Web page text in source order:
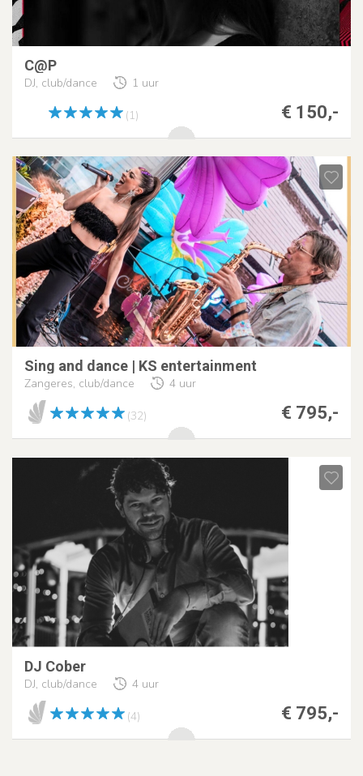
C@P
DJ, club/dance 1 uur
€ 150,-
(1)
Sing and dance | KS entertainment
Zangeres, club/dance 4 uur
€ 795,-
(32)
DJ Cober
DJ, club/dance 4 uur
€ 795,-
(4)